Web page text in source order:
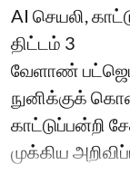
AI செயலி,
திட்டம் 3
வேளாண்
நுனிக்குக்
காட்டுப்பன்றி
முக்கிய